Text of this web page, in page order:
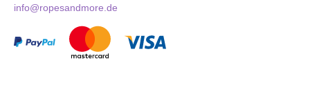
info@ropesandmore.de